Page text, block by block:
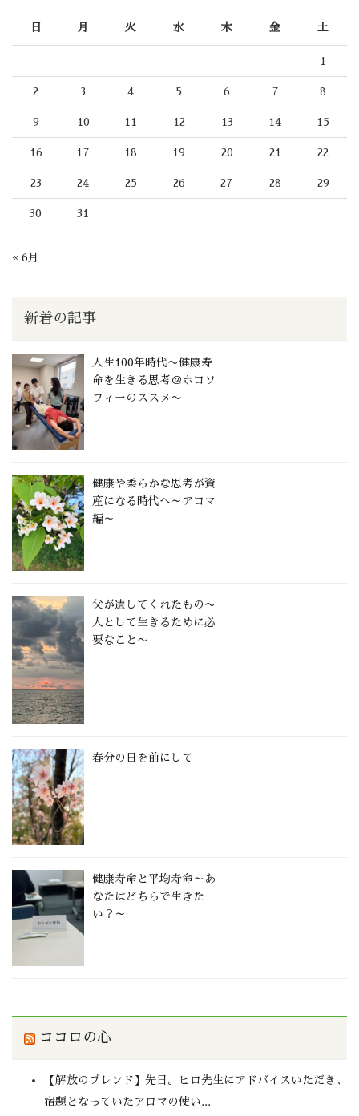
日 月 火 水 木 金 土
1
2 3 4 5 6 7 8
9 10 11 12 13 14 15
16 17 18 19 20 21 22
23 24 25 26 27 28 29
30 31
« 6月
新着の記事
人生100年時代〜健康寿
命を生きる思考＠ホロソ
フィーのススメ〜
健康や柔らかな思考が資
産になる時代へ～アロマ
編～
父が遺してくれたもの〜
人として生きるために必
要なこと〜
春分の日を前にして
健康寿命と平均寿命～あ
なたはどちらで生きた
い？～
ココロの心
【解放のブレンド】先日。ヒロ先生にアドバイスいただき、
宿題となっていたアロマの使い...